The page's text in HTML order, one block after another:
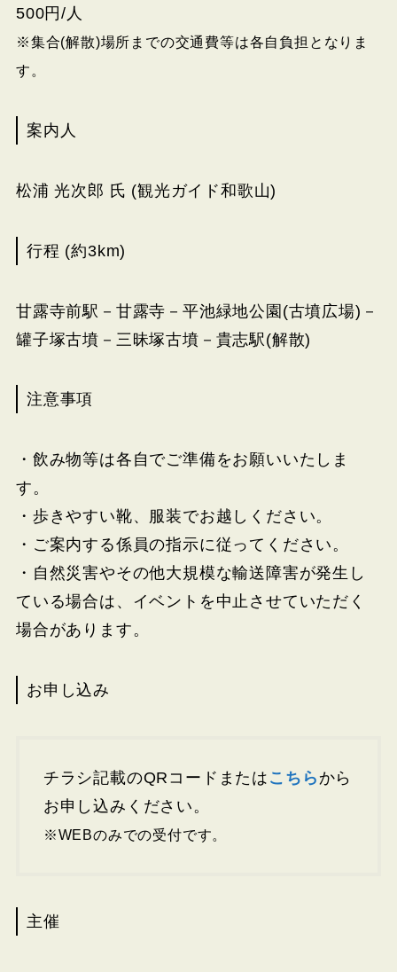
500円/人
※集合(解散)場所までの交通費等は各自負担となりま
す。
案内人
松浦 光次郎 氏 (観光ガイド和歌山)
行程 (約3km)
甘露寺前駅－甘露寺－平池緑地公園(古墳広場)－
罐子塚古墳－三昧塚古墳－貴志駅(解散)
注意事項
・飲み物等は各自でご準備をお願いいたしま
す。
・歩きやすい靴、服装でお越しください。
・ご案内する係員の指示に従ってください。
・自然災害やその他大規模な輸送障害が発生し
ている場合は、イベントを中止させていただく
場合があります。
お申し込み
チラシ記載のQRコードまたは こちらから
お申し込みください。
※WEBのみでの受付です。
主催